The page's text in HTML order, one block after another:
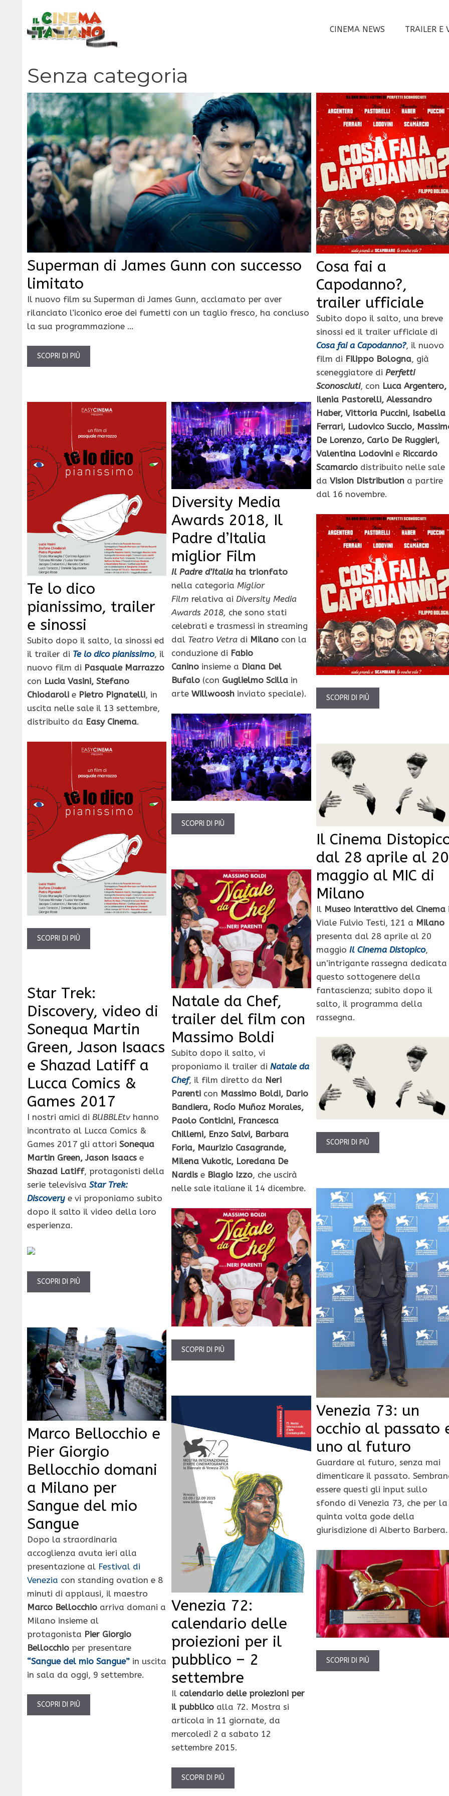
contenuto
CINEMA NEWS TRAILER E
Senza categoria
Superman di James Gunn con successo
limitato
Il nuovo film su Superman di James Gunn, acclamato per aver
rilanciato l’iconico eroe dei fumetti con un taglio fresco, ha concluso
la sua programmazione …
SCOPRI DI PIÙ
Cosa fai a
Capodanno?,
trailer ufficiale
Subito dopo il salto, una breve
sinossi ed il trailer ufficiale di
Cosa fai a Capodanno?, il nuovo
film di Filippo Bologna, già
sceneggiatore di Perfetti
Sconosciuti, con Luca Argentero,
Ilenia Pastorelli, Alessandro
Haber, Vittoria Puccini, Isabella
Ferrari, Ludovico Succio,
De Lorenzo, Carlo De Ruggieri,
Valentina LodovinieRiccardo
Scamarciodistribuito nelle sale
da Vision Distributiona partire
dal 16 novembre.
SCOPRI DI PIÙ
Te lo dico
pianissimo, trailer
e sinossi
Subito dopo il salto, la sinossi ed
il trailer di Te lo dico pianissimo, il
nuovo film di Pasquale Marrazzo
con Lucia Vasini, Stefano
Chiodaroli e Pietro Pignatelli, in
uscita nelle sale il 13 settembre,
distribuito da Easy Cinema.
SCOPRI DI PIÙ
Diversity Media
Awards 2018, Il
Padre d’Italia
miglior Film
Il Padre d’Italia ha trionfato
nella categoriaMiglior
Film relativa aiDiversity Media
Awards 2018, che sono stati
celebrati e trasmessi in streaming
dal Teatro Vetra di Milano con la
conduzione di Fabio
Canino insieme a Diana Del
Bufalo (con Guglielmo Scilla in
arteWillwoosh inviato speciale).
SCOPRI DI PIÙ
Il Cinema
dal 28 aprile al 20
maggio al MIC di
Milano
Il Museo Interattivo del Cinema
Viale Fulvio Testi, 121 a Milano
presenta dal 28 aprile al 20
maggio Il Cinema Distopico,
un’intrigante rassegna dedicata
questo sottogenere della
fantascienza; subito dopo il
salto, il programma della
rassegna.
SCOPRI DI PIÙ
Natale da Chef,
trailer del film con
Massimo Boldi
Subito dopo il salto, vi
proponiamo il trailer diNatale da
Chef, il film diretto da Neri
Parenti con Massimo Boldi, Dario
Bandiera, Rocío Muñoz Morales,
Paolo Conticini, Francesca
Chillemi, Enzo Salvi, Barbara
Foria, Maurizio Casagrande,
Milena Vukotic, Loredana De
Nardise Biagio Izzo, che uscirà
nelle sale italiane il 14 dicembre.
SCOPRI DI PIÙ
Star Trek:
Discovery, video di
Sonequa Martin
Green, Jason Isaacs
e Shazad Latiff a
Lucca Comics &
Games 2017
I nostri amici di BUBBLEtv hanno
incontrato al Lucca Comics &
Games 2017 gli attori Sonequa
Martin Green, Jason Isaacs e
Shazad Latiff, protagonisti della
serie televisiva Star Trek:
Discovery e vi proponiamo subito
dopo il salto il video della loro
esperienza.
SCOPRI DI PIÙ
Venezia 73: un
occhio al passato
uno al futuro
Guardare al futuro, senza mai
dimenticare il passato.
essere questi gli input sullo
sfondo di Venezia 73, che per la
quinta volta gode della
giurisdizione di Alberto Barbera.
SCOPRI DI PIÙ
Marco Bellocchio e
Pier Giorgio
Bellocchio domani
a Milano per
Sangue del mio
Sangue
Dopo la straordinaria
accoglienza avuta ieri alla
presentazione al Festival di
Venezia con standing ovation e 8
minuti di applausi, il maestro
Marco Bellocchio arriva domani a
Milano insieme al
protagonista Pier Giorgio
Bellocchio per presentare
“Sangue del mio Sangue” in uscita
in sala da oggi, 9 settembre.
SCOPRI DI PIÙ
Venezia 72:
calendario delle
proiezioni per il
pubblico – 2
settembre
Il calendario delle proiezioni per
il pubblico alla 72. Mostra si
articola in 11 giornate, da
mercoledì 2 a sabato 12
settembre 2015.
SCOPRI DI PIÙ